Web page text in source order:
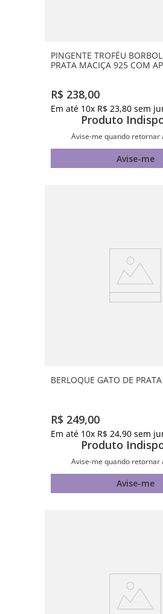
PINGENTE TROFÉU
PRATA MACIÇA 925 COM
R$ 238,00
Em até 10x R$ 23,80 sem
Produto
Avise-me quando retornar
Avise-me
BERLOQUE GATO DE
R$ 249,00
Em até 10x R$ 24,90 sem
Produto
Avise-me quando retornar
Avise-me